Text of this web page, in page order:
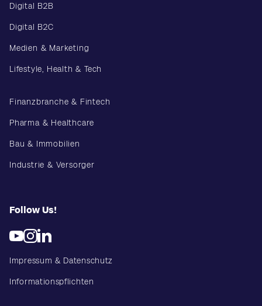
Digital B2B
Digital B2C
Medien & Marketing
Lifestyle, Health & Tech
Finanzbranche & Fintech
Pharma & Healthcare
Bau & Immobilien
Industrie & Versorger
Follow Us!
Impressum & Datenschutz
Informationspflichten